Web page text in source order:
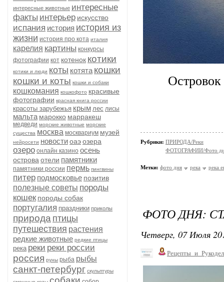
интересные животные интересные
факты интерьер искусство
испания история история из
жизни история про кота италия
карелия картины конкурсы
фотографии кот котенок котики
котики и люди коты котята кошки
кошки и коты кошки и собаки
кошкомания кошкофото красивые
фотографии красная книга россии
красоты зарубежья крым лес лисы
мальта марокко марракеш
медведи морские животные морские
существа москва москвариум музей
нейросети новостиоаэозера
озеро онлайн казино осень
острова отели памятники
памятники россии пермь пингвины
питер подмосковье позитив
полезные советы породы
кошек породы собак
португалия праздники приколы
природа птицы
путешествия растения
редкие животные редкие птицы
река реки реки россии
россия руны рыба рыбы
санкт-петербург скульптуры
Рубрики: ПРИРОДА/Реки
ФОТОГРАФИИ/Фото
Метки: фото дня река река
ФОТО ДНЯ:
Четверг, 07 Июля